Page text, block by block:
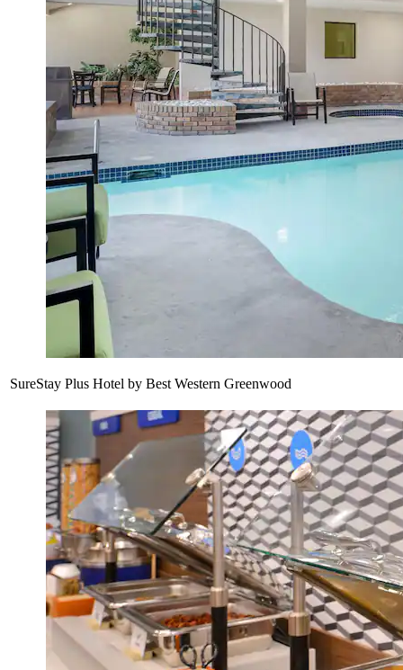
SureStay Plus Hotel by Best Western Greenwood